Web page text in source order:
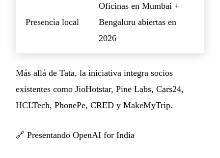
Presencia local
Oficinas en Mumbai +
Bengaluru abiertas en
2026
Más allá de Tata, la iniciativa integra socios
existentes como JioHotstar, Pine Labs, Cars24,
HCLTech, PhonePe, CRED y MakeMyTrip.
🔗 Presentando OpenAI for India